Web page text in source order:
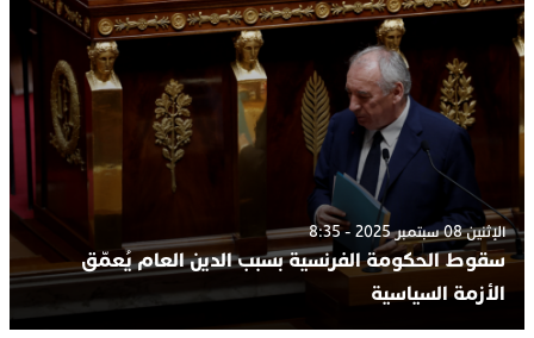
الإثنين 08 سبتمبر 2025 - 8:35
سقوط الحكومة الفرنسية بسبب الدين العام يُعمّق
الأزمة السياسية